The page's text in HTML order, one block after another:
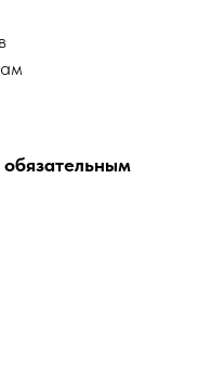
обязательным